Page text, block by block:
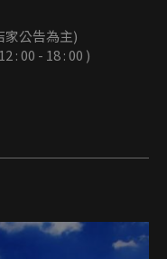
家公告為主)
: 00 - 18 : 00 )